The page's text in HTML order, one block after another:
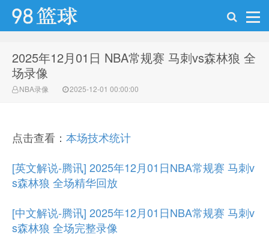
98篮球网
2025年12月01日 NBA常规赛 马刺vs森林狼 全
场录像
NBA录像 2025-12-01 00:00:00
点击查看： 本场技术统计
[英文解说-腾讯] 2025年12月01日NBA常规赛 马刺v
s森林狼 全场精华回放
[中文解说-腾讯] 2025年12月01日NBA常规赛 马刺v
s森林狼 全场完整录像